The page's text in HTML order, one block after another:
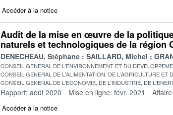
Accéder à la notice
Audit de la mise en œuvre de la
naturels et technologiques de la région
DENECHEAU, Stéphane SAILLARD, Michel
CONSEIL GENERAL DE L'ENVIRONNEMENT ET DU
CONSEIL GENERAL DE L'ALIMENTATION, DE L'AGRICULTURE ET
CONSEIL GENERAL DE L'ECONOMIE, DE L'INDUSTRIE, DE
Rapport: août 2020 Mise en ligne: févr. 2021
Accéder à la notice